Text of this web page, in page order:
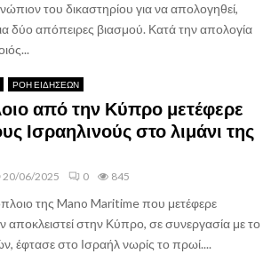
του δικαστηρίου για να απολογηθεί,
δύο απόπειρες βιασμού. Κατά την απολογία
ΡΟΗ ΕΙΔΗΣΕΩΝ
από την Κύπρο μετέφερε
Ισραηλινούς στο λιμάνι της
20/06/2025 0 845
της Mano Maritime που μετέφερε
αποκλειστεί στην Κύπρο, σε συνεργασία με το
έφτασε στο Ισραήλ νωρίς το πρωί....